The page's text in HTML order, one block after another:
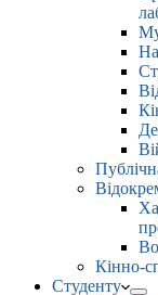
Кінно-
Студенту